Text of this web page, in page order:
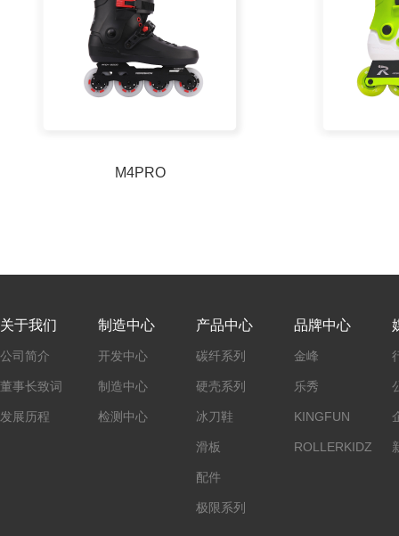
M4PRO
关于我们
公司简介
董事长致词
发展历程
制造中心
开发中心
制造中心
检测中心
产品中心
碳纤系列
硬壳系列
冰刀鞋
滑板
配件
极限系列
品牌中心
金峰
乐秀
KINGFUN
ROLLERKIDZ